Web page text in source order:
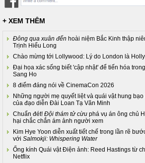
+ XEM THÊM
Đông qua xuân đến hoài niệm Bắc Kinh thập
Trịnh Hiểu Long
Chào mừng tới Lollywood: Lý do London là
Đại họa xác sống biết 'cập nhật' để tiến hóa trong
Sang Ho
8 điểm đáng nói về CinemaCon 2026
Những người mẹ quyết liệt và quái vật hung
của đạo diễn Đài Loan Tạ Văn Minh
Chuẩn đét! Đội thám tử cừu phá vụ án ông chủ
hại chắc chắn ám ảnh người xem
Kim Hye Yoon diễn xuất tiết chế trong lần rẽ
với Salmokji: Whispering Water
Ống kính Quái vật Điện ảnh: Reed Hastings từ
Netflix